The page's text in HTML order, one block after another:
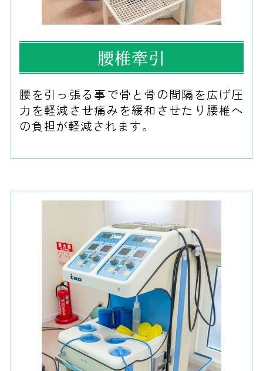
腰椎牽引
腰を引っ張る事で骨と骨の間隔を広げ圧
力を軽減させ痛みを緩和させたり腰椎へ
の負担が軽減されます。